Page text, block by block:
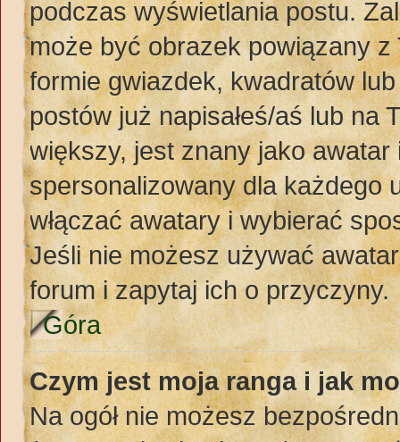
podczas wyświetlania postu.
może być obrazek powiązany
formie gwiazdek, kwadratów
postów już napisałeś/aś lub na
większy, jest znany jako
spersonalizowany dla każdego
włączać awatary i wybierać
Jeśli nie możesz używać
forum i zapytaj ich o przyczyny.
Góra
Czym jest moja ranga i jak
Na ogół nie możesz